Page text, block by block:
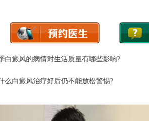
白癜风的病情对生活质量有哪些影响?
么白癜风治疗好后仍不能放松警惕?